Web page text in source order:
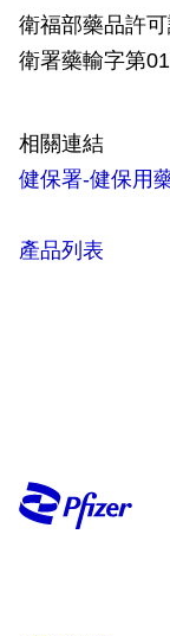
衛福部藥品許
衛署藥輸字第
相關連結
健保署-健保用
產品列表